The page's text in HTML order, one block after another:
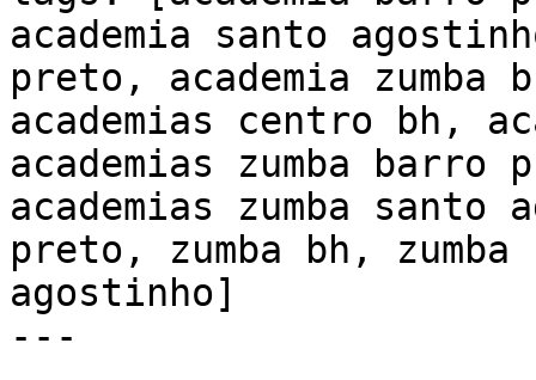
academia santo
preto, academia zumba
academias centro bh,
academias zumba barro
academias zumba santo
preto, zumba bh,
agostinho]
---